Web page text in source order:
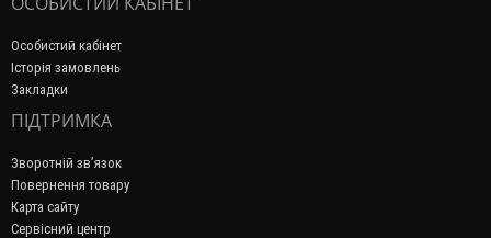
Особистий кабінет
Історія замовлень
Закладки
ПІДТРИМКА
Зворотній зв’язок
Повернення товару
Карта сайту
Сервісний центр